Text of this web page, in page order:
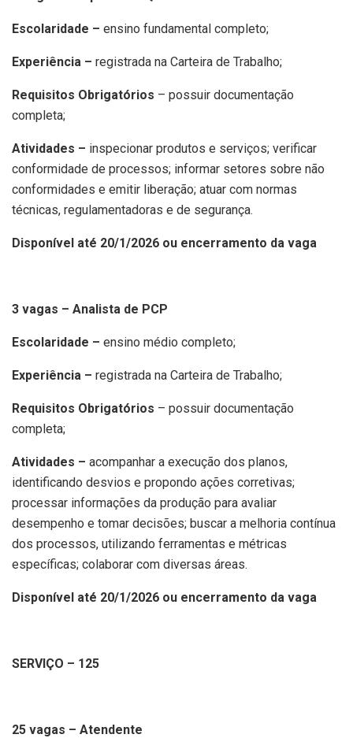
Escolaridade – ensino fundamental completo;
Experiência – registrada na Carteira de Trabalho;
Requisitos Obrigatórios – possuir documentação
completa;
Atividades – inspecionar produtos e serviços; verificar
conformidade de processos; informar setores sobre não
conformidades e emitir liberação; atuar com normas
técnicas, regulamentadoras e de segurança.
Disponível até 20/1/2026 ou encerramento da vaga
3 vagas – Analista de PCP
Escolaridade – ensino médio completo;
Experiência – registrada na Carteira de Trabalho;
Requisitos Obrigatórios – possuir documentação
completa;
Atividades – acompanhar a execução dos planos,
identificando desvios e propondo ações corretivas;
processar informações da produção para avaliar
desempenho e tomar decisões; buscar a melhoria contínua
dos processos, utilizando ferramentas e métricas
específicas; colaborar com diversas áreas.
Disponível até 20/1/2026 ou encerramento da vaga
SERVIÇO – 125
25 vagas – Atendente